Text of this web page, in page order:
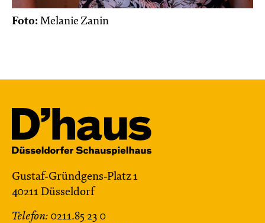
Foto: Melanie Zanin
Gustaf-Gründgens-Platz 1
40211 Düsseldorf
Telefon: 0211.85 23 0